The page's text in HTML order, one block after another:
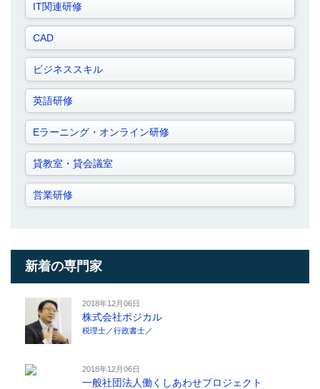
IT関連研修
CAD
ビジネススキル
英語研修
Eラーニング・オンライン研修
貸教室・貸会議室
営業研修
新着の専門家
2018年12月06日
株式会社ポジカル
税理士 ／行政書士 ／
2018年12月06日
一般社団法人働くしあわせプロジェクト